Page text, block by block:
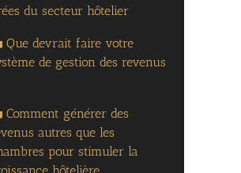
du secteur hôtelier
Que devrait faire votre
de gestion des revenus
Comment générer des
autres que les
pour stimuler la